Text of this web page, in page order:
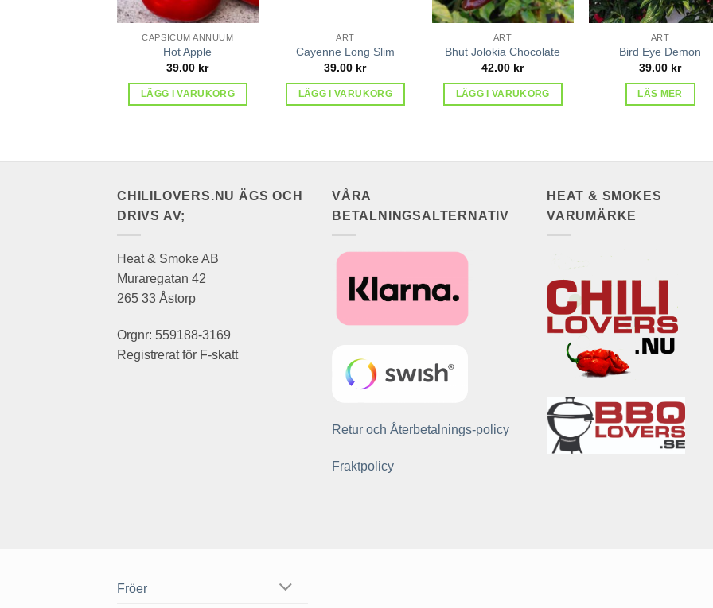
CAPSICUM ANNUUM
Hot Apple
39.00 kr
LÄGG I VARUKORG
ART
Cayenne Long Slim
39.00 kr
LÄGG I VARUKORG
ART
Bhut Jolokia Chocolate
42.00 kr
LÄGG I VARUKORG
ART
Bird Eye Demon
39.00 kr
LÄS MER
CHILILOVERS.NU ÄGS OCH
DRIVS AV;
Heat & Smoke AB
Muraregatan 42
265 33 Åstorp
Orgnr: 559188-3169
Registrerat för F-skatt
VÅRA
BETALNINGSALTERNATIV
Retur och Återbetalnings-policy
Fraktpolicy
HEAT & SMOKES
VARUMÄRKE
Fröer